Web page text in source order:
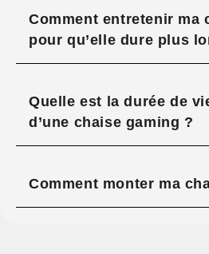
Comment entretenir ma
pour qu’elle dure plus
Quelle est la durée de
d’une chaise gaming ?
Comment monter ma